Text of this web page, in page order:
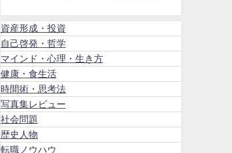
資産形成・投資
自己啓発・哲学
マインド・心理・生き方
健康・食生活
時間術・思考法
写真集レビュー
社会問題
歴史人物
転職ノウハウ